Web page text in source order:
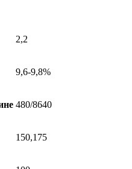
2,2
9,6-9,8%
480/8640
150,175